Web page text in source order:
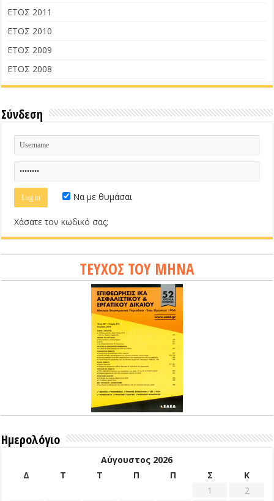
ΕΤΟΣ 2011
ΕΤΟΣ 2010
ΕΤΟΣ 2009
ΕΤΟΣ 2008
Σύνδεση
Να με θυμάσαι
Χάσατε τον κωδικό σας;
ΤΕΥΧΟΣ ΤΟΥ ΜΗΝΑ
Ημερολόγιο
Αύγουστος 2026
Δ
Τ Τ Π Π Σ
Κ
1
2